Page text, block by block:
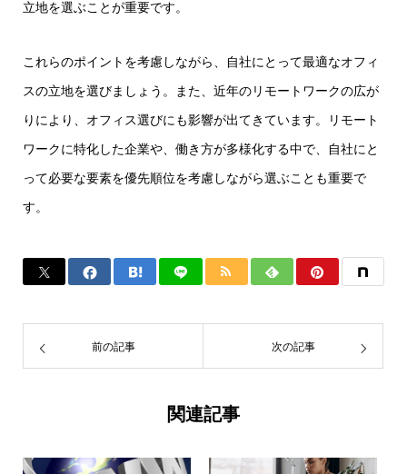
立地を選ぶことが重要です。
これらのポイントを考慮しながら、自社にとって最適なオフィ
スの立地を選びましょう。また、近年のリモートワークの広が
りにより、オフィス選びにも影響が出てきています。リモート
ワークに特化した企業や、働き方が多様化する中で、自社にと
って必要な要素を優先順位を考慮しながら選ぶことも重要で
す。
前の記事 次の記事
関連記事